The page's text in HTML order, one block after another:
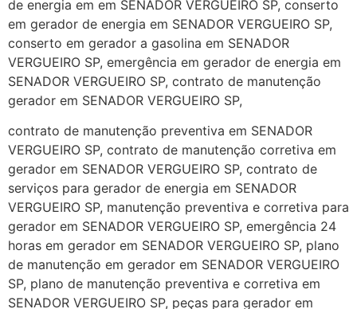
de energia em em SENADOR VERGUEIRO SP, conserto
em gerador de energia em SENADOR VERGUEIRO SP,
conserto em gerador a gasolina em SENADOR
VERGUEIRO SP, emergência em gerador de energia em
SENADOR VERGUEIRO SP, contrato de manutenção
gerador em SENADOR VERGUEIRO SP,
contrato de manutenção preventiva em SENADOR
VERGUEIRO SP, contrato de manutenção corretiva em
gerador em SENADOR VERGUEIRO SP, contrato de
serviços para gerador de energia em SENADOR
VERGUEIRO SP, manutenção preventiva e corretiva para
gerador em SENADOR VERGUEIRO SP, emergência 24
horas em gerador em SENADOR VERGUEIRO SP, plano
de manutenção em gerador em SENADOR VERGUEIRO
SP, plano de manutenção preventiva e corretiva em
SENADOR VERGUEIRO SP, peças para gerador em